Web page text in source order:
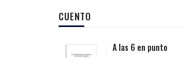
CUENTO
A las 6 en punto